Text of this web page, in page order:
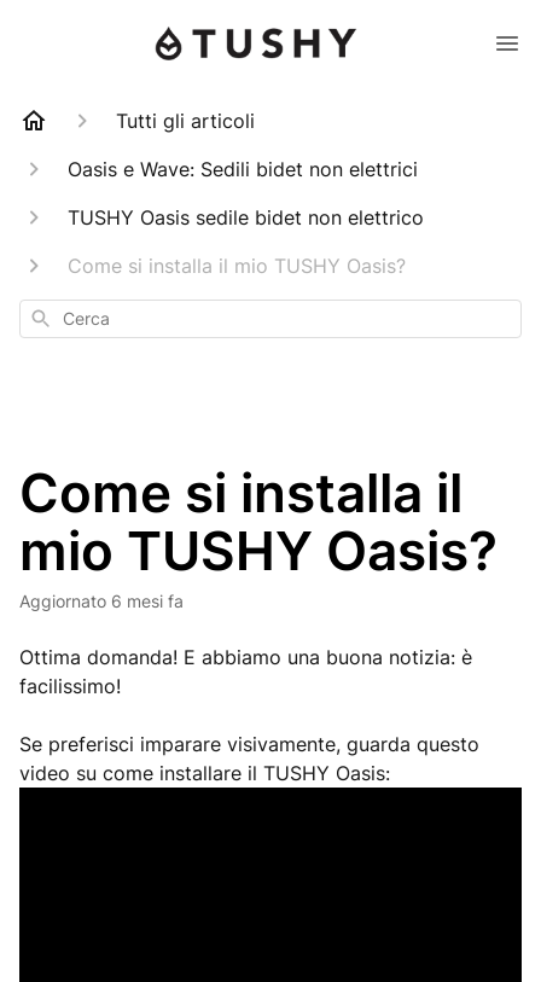
Tutti gli articoli
Oasis e Wave: Sedili bidet non elettrici
TUSHY Oasis sedile bidet non elettrico
Come si installa il mio TUSHY Oasis?
Cerca
Come si installa il
mio TUSHY Oasis?
Aggiornato 6 mesi fa
Ottima domanda! E abbiamo una buona notizia: è
facilissimo!
Se preferisci imparare visivamente, guarda questo
video su come installare il TUSHY Oasis: